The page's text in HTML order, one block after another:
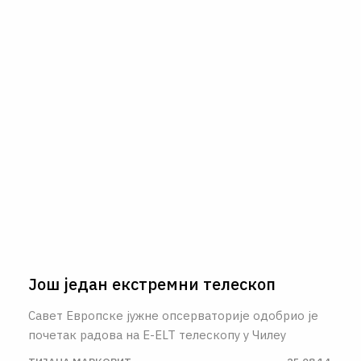
Још један екстремни телескоп
Савет Европске јужне опсерваторије одобрио је
почетак радова на E-ELT телескопу у Чилеу